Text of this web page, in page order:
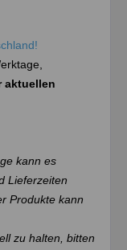
aktuellen
kann es
Lieferzeiten
Produkte kann
zu halten, bitten